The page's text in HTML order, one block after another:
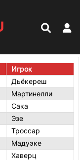
Игрок
Дьёкереш
Мартинелли
Сака
Эзе
Троссар
Мадуэке
Хаверц